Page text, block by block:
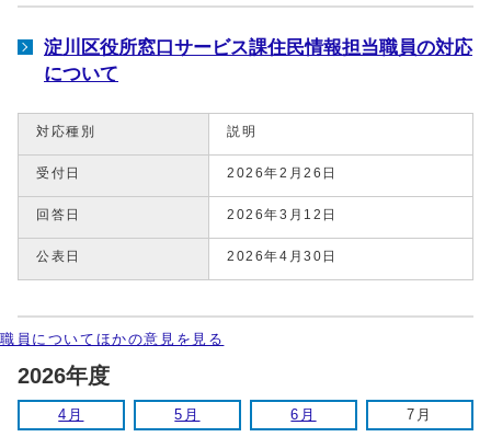
淀川区役所窓口サービス課住民情報担当職員の対応
について
対応種別 説明
受付日 2026年2月26日
回答日 2026年3月12日
公表日 2026年4月30日
職員についてほかの意見を見る
2026年度
4月 5月 6月 7月